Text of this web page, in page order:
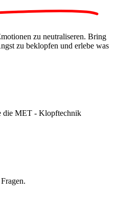
zu neutraliseren. Bring
zu beklopfen und erlebe was
die MET - Klopftechnik